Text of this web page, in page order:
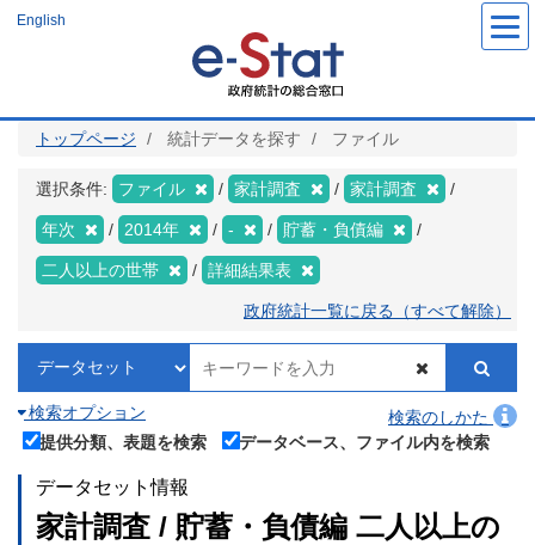
ツ
English
トップページ 統計データを探す ファイル
選択条件: ファイル 家計調査 家計調査
年次 2014年 - 貯蓄・負債編
二人以上の世帯 詳細結果表
政府統計一覧に戻る（すべて解除）
検索オプション
検索のしかた
提供分類、表題を検索
データベース、ファイル内を検索
データセット情報
家計調査 / 貯蓄・負債編 二人以上の